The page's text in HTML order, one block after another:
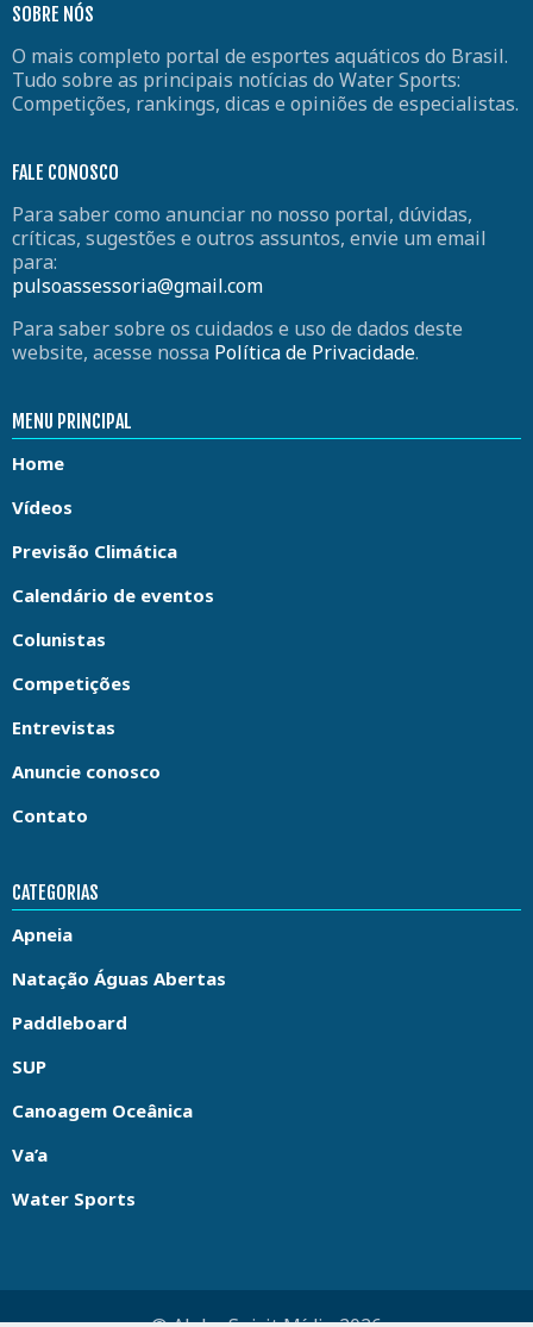
SOBRE NÓS
O mais completo portal de esportes aquáticos do Brasil.
Tudo sobre as principais notícias do Water Sports:
Competições, rankings, dicas e opiniões de especialistas.
FALE CONOSCO
Para saber como anunciar no nosso portal, dúvidas,
críticas, sugestões e outros assuntos, envie um email
para:
pulsoassessoria@gmail.com
Para saber sobre os cuidados e uso de dados deste
website, acesse nossa Política de Privacidade.
MENU PRINCIPAL
Home
Vídeos
Previsão Climática
Calendário de eventos
Colunistas
Competições
Entrevistas
Anuncie conosco
Contato
CATEGORIAS
Apneia
Natação Águas Abertas
Paddleboard
SUP
Canoagem Oceânica
Va’a
Water Sports